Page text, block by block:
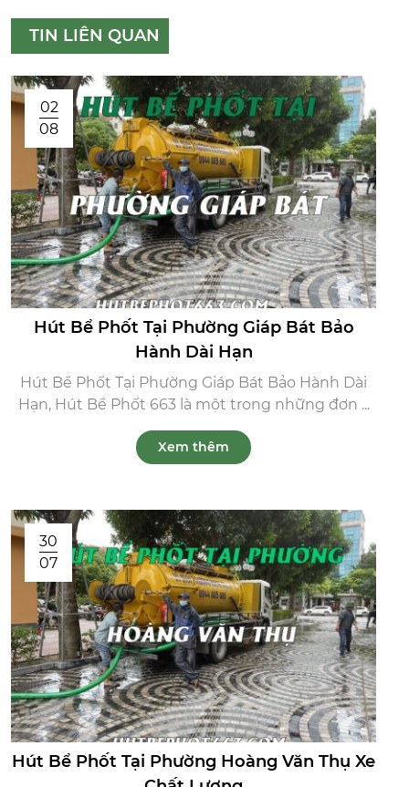
TIN LIÊN QUAN
02
08
Hút Bể Phốt Tại Phường Giáp Bát Bảo
Hành Dài Hạn
Hút Bể Phốt Tại Phường Giáp Bát Bảo Hành Dài
Hạn, Hút Bể Phốt 663 là một trong những đơn ...
Xem thêm
30
07
Hút Bể Phốt Tại Phường Hoàng Văn Thụ Xe